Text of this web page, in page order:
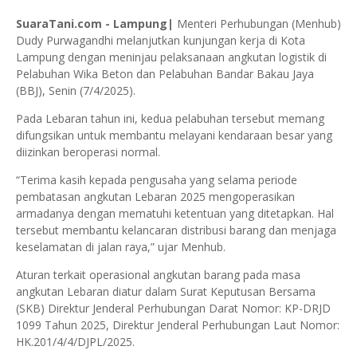
SuaraTani.com - Lampung| Menteri Perhubungan (Menhub)
Dudy Purwagandhi melanjutkan kunjungan kerja di Kota
Lampung dengan meninjau pelaksanaan angkutan logistik di
Pelabuhan Wika Beton dan Pelabuhan Bandar Bakau Jaya
(BBJ), Senin (7/4/2025).
Pada Lebaran tahun ini, kedua pelabuhan tersebut memang
difungsikan untuk membantu melayani kendaraan besar yang
diizinkan beroperasi normal.
“Terima kasih kepada pengusaha yang selama periode
pembatasan angkutan Lebaran 2025 mengoperasikan
armadanya dengan mematuhi ketentuan yang ditetapkan. Hal
tersebut membantu kelancaran distribusi barang dan menjaga
keselamatan di jalan raya,” ujar Menhub.
Aturan terkait operasional angkutan barang pada masa
angkutan Lebaran diatur dalam Surat Keputusan Bersama
(SKB) Direktur Jenderal Perhubungan Darat Nomor: KP-DRJD
1099 Tahun 2025, Direktur Jenderal Perhubungan Laut Nomor:
HK.201/4/4/DJPL/2025.